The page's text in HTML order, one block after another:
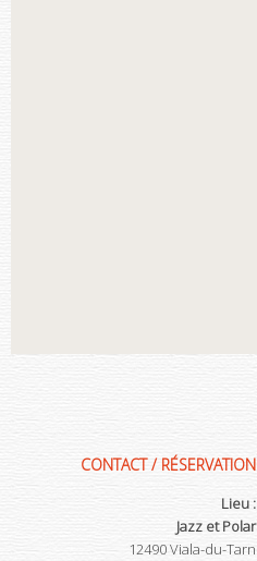
CONTACT / RÉSERVATION
Lieu :
Jazz et Polar
12490Viala-du-Tarn